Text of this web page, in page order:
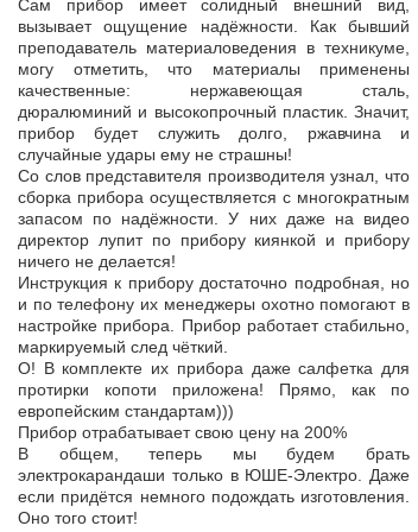
Сам прибор имеет солидный внешний вид,
вызывает ощущение надёжности. Как бывший
преподаватель материаловедения в техникуме,
могу отметить, что материалы применены
качественные: нержавеющая сталь,
дюралюминий и высокопрочный пластик. Значит,
прибор будет служить долго, ржавчина и
случайные удары ему не страшны!
Со слов представителя производителя узнал, что
сборка прибора осуществляется с многократным
запасом по надёжности. У них даже на видео
директор лупит по прибору киянкой и прибору
ничего не делается!
Инструкция к прибору достаточно подробная, но
и по телефону их менеджеры охотно помогают в
настройке прибора. Прибор работает стабильно,
маркируемый след чёткий.
О! В комплекте их прибора даже салфетка для
протирки копоти приложена! Прямо, как по
европейским стандартам)))
Прибор отрабатывает свою цену на 200%
В общем, теперь мы будем брать
электрокарандаши только в ЮШЕ-Электро. Даже
если придётся немного подождать изготовления.
Оно того стоит!